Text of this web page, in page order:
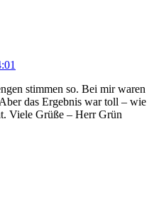
stimmen so. Bei mir waren
das Ergebnis war toll – wie
Viele Grüße – Herr Grün